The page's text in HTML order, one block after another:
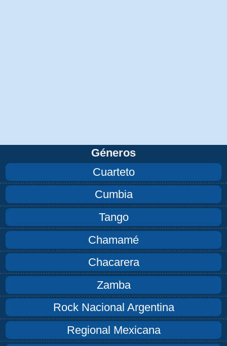
Géneros
Cuarteto
Cumbia
Tango
Chamamé
Chacarera
Zamba
Rock Nacional Argentina
Regional Mexicana